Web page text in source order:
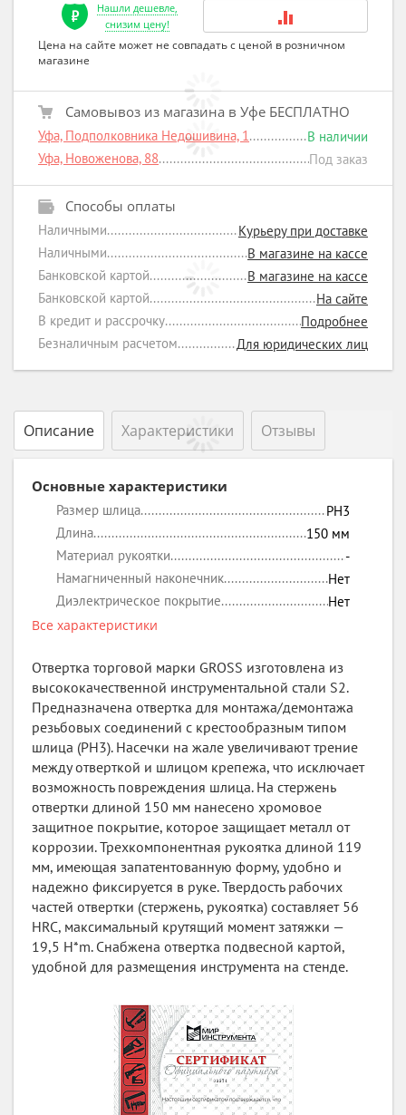
Нашли дешевле,
снизим цену!
Цена на сайте может не совпадать с ценой в розничном
магазине
Самовывоз из магазина в Уфе БЕСПЛАТНО
Уфа, Подполковника Недошивина, 1
В наличии
Уфа, Новоженова, 88
Под заказ
Способы оплаты
Наличными
Курьеру при доставке
Наличными
В магазине на кассе
Банковской картой
В магазине на кассе
Банковской картой
На сайте
В кредит и рассрочку
Подробнее
Безналичным расчетом
Для юридических лиц
Описание Характеристики Отзывы
Основные характеристики
Размер шлица
PH3
Длина
150 мм
Материал рукоятки
-
Намагниченный наконечник
Нет
Диэлектрическое покрытие
Нет
Все характеристики
Отвертка торговой марки GROSS изготовлена из
высококачественной инструментальной стали S2.
Предназначена отвертка для монтажа/демонтажа
резьбовых соединений с крестообразным типом
шлица (PH3). Насечки на жале увеличивают трение
между отверткой и шлицом крепежа, что исключает
возможность повреждения шлица. На стержень
отвертки длиной 150 мм нанесено хромовое
защитное покрытие, которое защищает металл от
коррозии. Трехкомпонентная рукоятка длиной 119
мм, имеющая запатентованную форму, удобно и
надежно фиксируется в руке. Твердость рабочих
частей отвертки (стержень, рукоятка) составляет 56
HRC, максимальный крутящий момент затяжки —
19,5 H*m. Снабжена отвертка подвесной картой,
удобной для размещения инструмента на стенде.